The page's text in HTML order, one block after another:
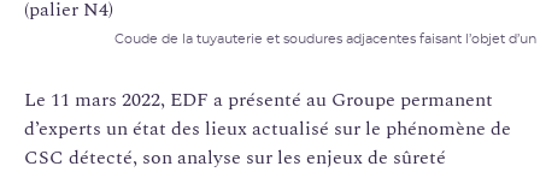
Coude de la tuyauterie et soudures adjacentes faisant l’objet
Le 11 mars 2022, EDF a présenté au Groupe permanent
d’experts un état des lieux actualisé sur le phénomène de
CSC détecté, son analyse sur les enjeux de sûreté